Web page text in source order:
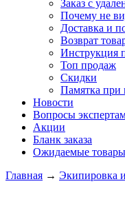
Заказ с
Почему не
Доставка и
Возврат
Инструкция
Топ продаж
Скидки
Памятка при
Новости
Вопросы
Акции
Бланк заказа
Ожидаемые товары
Главная → Экипировка